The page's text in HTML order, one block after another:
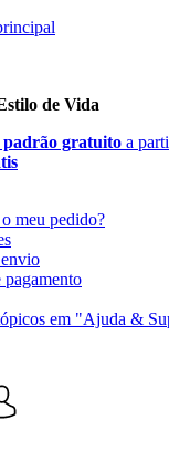
de Vida
gratuito a
meu pedido?
pagamento
em "Ajuda &